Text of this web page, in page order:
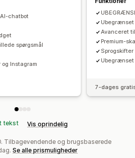
Tagging
chatbot
spørgsmål
Instagram
Avanceret
Premium-
Sprogskifter
7-dages
tekst Vis oprindelig
Tilbagevendende og brugsbaserede
Se alle prismuligheder